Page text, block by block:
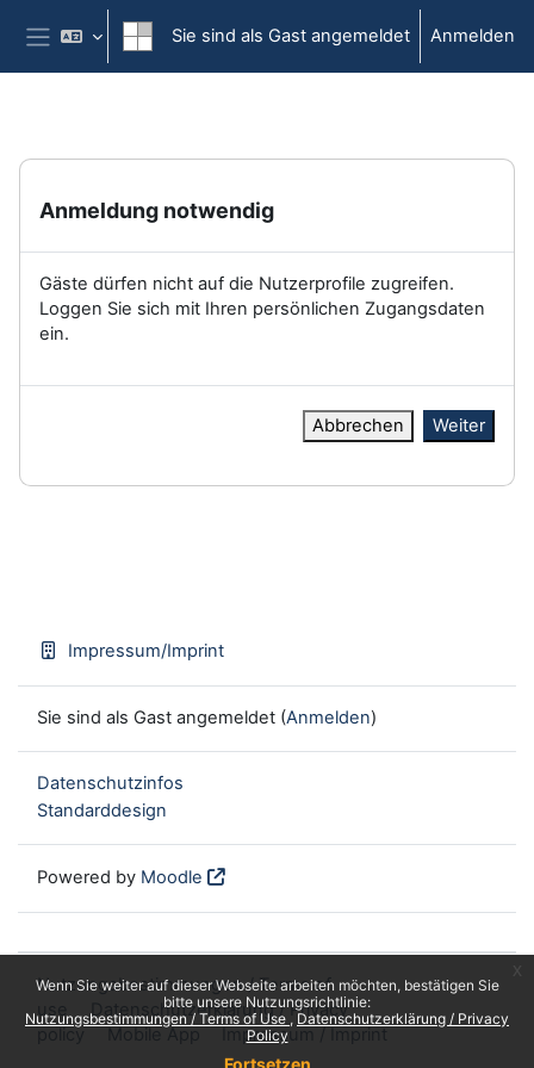
Zum Hauptinhalt
Wenn Sie weiter auf dieser Webseite arbeiten möchten, bestätigen Sie
bitte unsere Nutzungsrichtlinie:
Nutzungsbestimmungen / Terms of Use
Datenschutzerklärung / Privacy
Policy
Fortsetzen
Website-Übersicht
Sie sind als Gast angemeldet Anmelden
Anmeldung notwendig
Gäste dürfen nicht auf die Nutzerprofile zugreifen.
Loggen Sie sich mit Ihren persönlichen Zugangsdaten
ein.
Abbrechen Weiter
Impressum/Imprint
Sie sind als Gast angemeldet (Anmelden)
Datenschutzinfos
Standarddesign
Powered by Moodle
Nutzungsbestimmungen / Terms of
use
Datenschutzerklärung / Privacy
policy
Mobile App Impressum / Imprint